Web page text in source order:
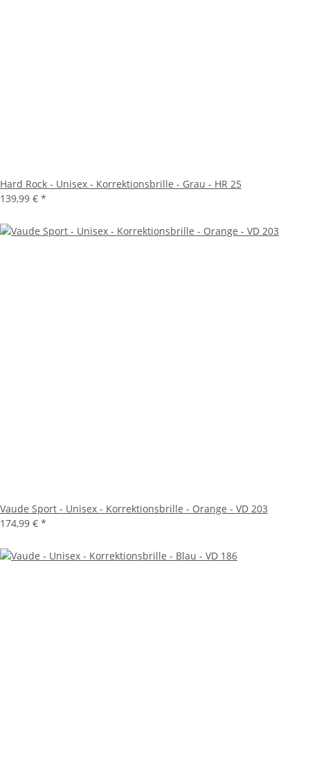
Hard Rock - Unisex - Korrektionsbrille - Grau - HR 25
139,99 € *
Vaude Sport - Unisex - Korrektionsbrille - Orange - VD 203
174,99 € *